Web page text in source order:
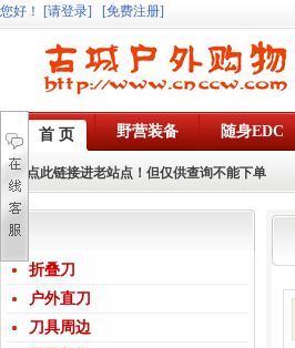
您好 ！ [请登录] [免费注册]
首 页 野营装备 随身EDC
点此链接进老站点！但仅供查询不能下单
折叠刀
户外直刀
刀具周边